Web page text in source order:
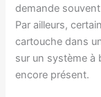
demande
Par ailleurs,
cartouche dans
sur un système à
encore présent.